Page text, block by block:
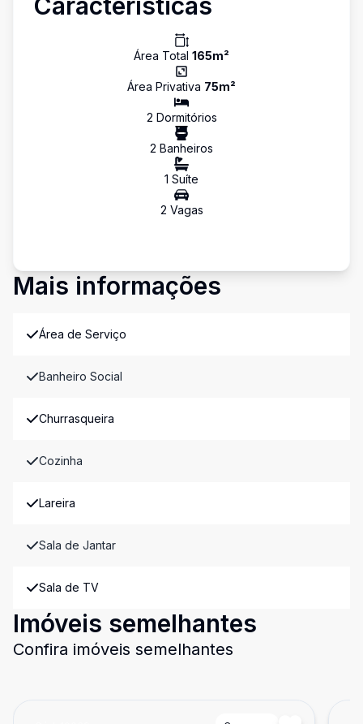
Área Total 165m²
Área Privativa 75m²
2 Dormitórios
2 Banheiros
1 Suíte
2 Vagas
Mais informações
Área de Serviço
Banheiro Social
Churrasqueira
Cozinha
Lareira
Sala de Jantar
Sala de TV
Imóveis semelhantes
Confira imóveis semelhantes